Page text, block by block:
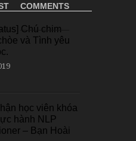
COMMENTS
Chú chim
và Tình yêu
học viên khóa
hành NLP
– Bạn Hoài